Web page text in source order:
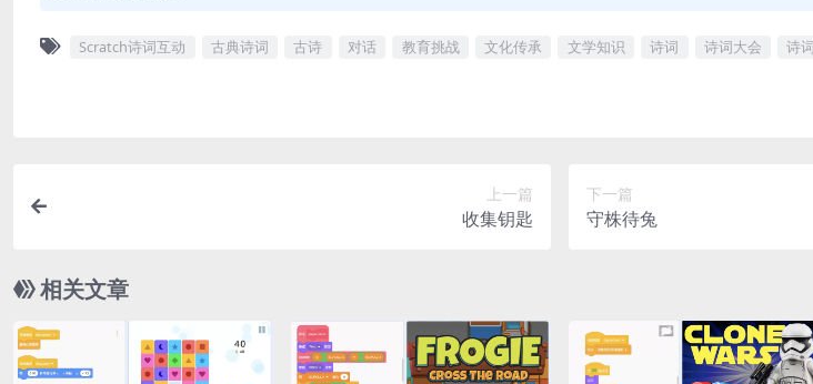
Scratch诗词互动 古典诗词 古诗 对话 教育挑战 文化传承 文学知识 诗词 诗词大会 诗
上一篇
收集钥匙
下一篇
守株待兔
相关文章